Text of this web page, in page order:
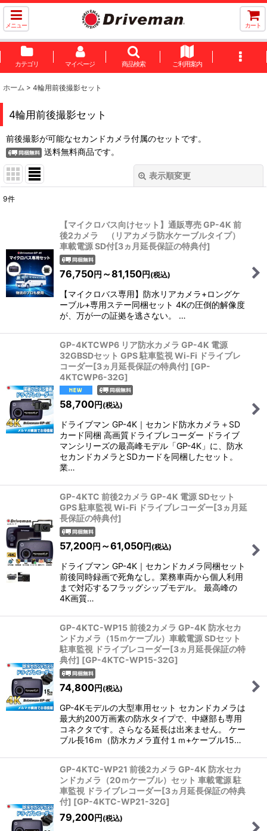
メニュー カート
カテゴリ マイページ 商品検索 ご利用案内
ホーム > 4輪用前後撮影セット
4輪用前後撮影セット
前後撮影が可能なセカンドカメラ付属のセットです。
送料無料商品です。
表示順変更
絞り込む
9件
【マイクロバス向けセット】通販専売 GP-4K 前
後2カメラ （リアカメラ防水ケーブルタイプ）
車載電源 SD付[3ヵ月延長保証の特典付]
76,750円 ～81,150円 (税込)
【マイクロバス専用】防水リアカメラ+ロングケ
ーブル+専用ステー同梱セット 4Kの圧倒的解像度
が、万が一の証拠を逃さない。 …
GP-4KTCWP6 リア防水カメラ GP-4K 電源
32GBSDセット GPS 駐車監視 Wi-Fi ドライブレ
コーダー[3ヵ月延長保証の特典付] [GP-
4KTCWP6-32G]
58,700円 (税込)
ドライブマン GP-4K｜セカンド防水カメラ＋SD
カード同梱 高画質ドライブレコーダー ドライブ
マンシリーズの最高峰モデル「GP-4K」に、防水
セカンドカメラとSDカードを同梱したセット。
業…
GP-4KTC 前後2カメラ GP-4K 電源 SDセット
GPS 駐車監視 Wi-Fi ドライブレコーダー[3ヵ月延
長保証の特典付]
57,200円 ～61,050円 (税込)
ドライブマン GP-4K｜セカンドカメラ同梱セット
前後同時録画で死角なし。業務車両から個人利用
まで対応するフラッグシップモデル。 最高峰の
4K画質…
GP-4KTC-WP15 前後2カメラ GP-4K 防水セカ
ンドカメラ（15ｍケーブル）車載電源 SDセット
駐車監視 ドライブレコーダー[3ヵ月延長保証の特
典付] [GP-4KTC-WP15-32G]
74,800円 (税込)
GP-4Kモデルの大型車用セット セカンドカメラは
最大約200万画素の防水タイプで、中継部も専用
コネクタです。さらなる延長は出来ません。 ケー
ブル長16ｍ（防水カメラ直付１ｍ+ケーブル15…
GP-4KTC-WP21 前後2カメラ GP-4K 防水セカ
ンドカメラ（20ｍケーブル）セット 車載電源 駐
車監視 ドライブレコーダー[3ヵ月延長保証の特典
付] [GP-4KTC-WP21-32G]
79,200円 (税込)